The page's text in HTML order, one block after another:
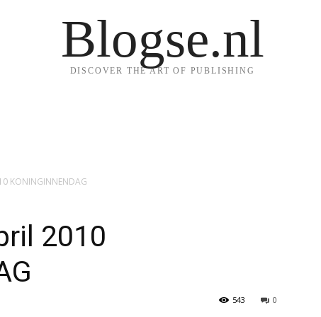
Blogse.nl
DISCOVER THE ART OF PUBLISHING
KONINGINNENDAG
2010
0
543